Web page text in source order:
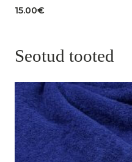
15.00€
Seotud tooted